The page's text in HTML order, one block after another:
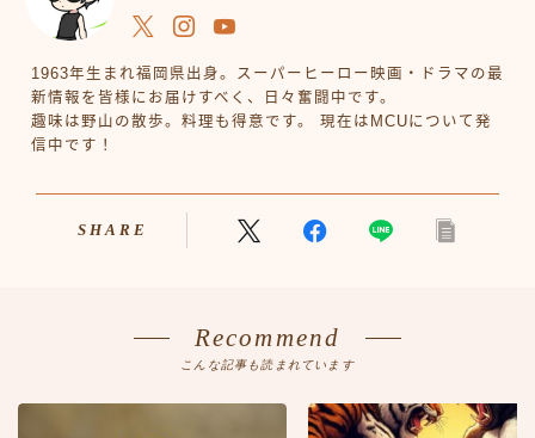
1963年生まれ福岡県出身。スーパーヒーロー映画・ドラマの最
新情報を皆様にお届けすべく、日々奮闘中です。
趣味は野山の散歩。料理も得意です。 現在はMCUについて発
信中です！
SHARE
Recommend
こんな記事も読まれています